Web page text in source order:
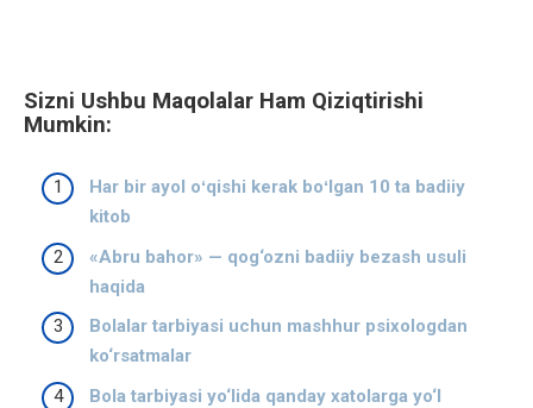
Sizni Ushbu Maqolalar Ham Qiziqtirishi
Mumkin:
Har bir ayol oʻqishi kerak boʻlgan 10 ta badiiy
kitob
«Abru bahor» — qog‘ozni badiiy bezash usuli
haqida
Bolalar tarbiyasi uchun mashhur psixologdan
ko‘rsatmalar
Bola tarbiyasi yo‘lida qanday xatolarga yo‘l